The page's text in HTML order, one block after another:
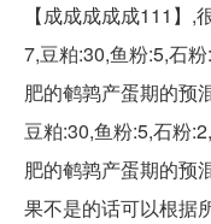
【成成成成成111】
7,豆粕:30,鱼粉:5,石
肥的鹌鹑产蛋期的预
豆粕:30,鱼粉:5,石粉
肥的鹌鹑产蛋期的预
果不是的话可以根据